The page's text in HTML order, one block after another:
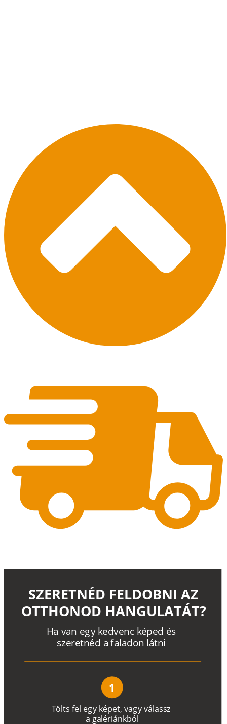
Tölts fel egy képet, vagyválassz
a galériánkból
Ha van egy kedvenc képed és
szeretnéd a faladon látni
SZERETNÉD FELDOBNI AZ
OTTHONOD HANGULATÁT?
1